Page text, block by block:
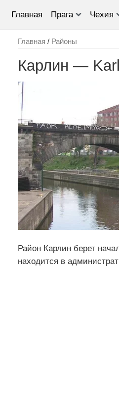
Главная Прага Чехия
Главная / Районы
Карлин —
Район Карлин берет
находится в